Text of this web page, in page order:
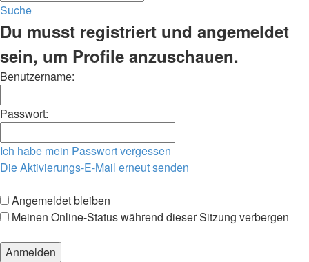
Suche
Du musst registriert und angemeldet
sein, um Profile anzuschauen.
Benutzername:
Passwort:
Ich habe mein Passwort vergessen
Die Aktivierungs-E-Mail erneut senden
Angemeldet bleiben
Meinen Online-Status während dieser Sitzung verbergen